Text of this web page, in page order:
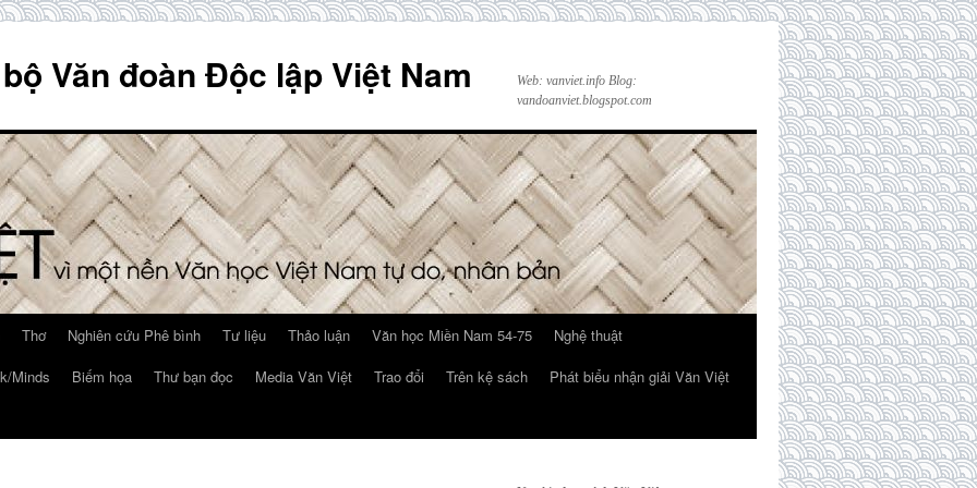
Văn đoàn Độc lập Việt Nam
Web: vanviet.info Blog:
vandoanviet.blogspot.com
Thơ Nghiên cứu Phê bình Tư liệu Thảo luận Văn học Miền Nam 54-75
Nghệ thuật
Minds Biếm họa Thư bạn đọc Media Văn Việt Trao đổi Trên kệ sách
Phát biểu nhận giải Văn Việt